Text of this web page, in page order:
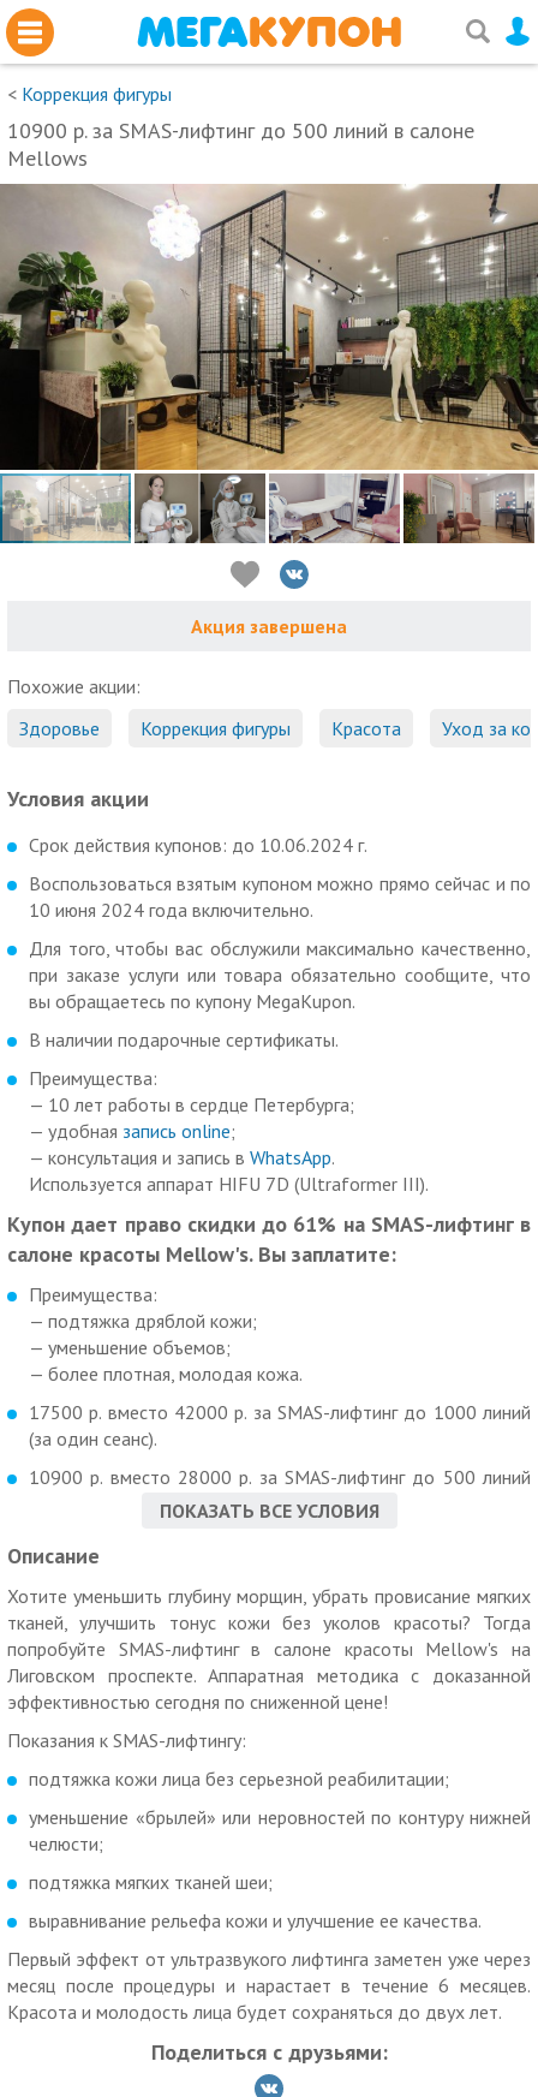
< Коррекция фигуры
10900 р. за SMAS-лифтинг до 500 линий в салоне
Mellows
Акция завершена
Похожие акции:
Здоровье
Коррекция фигуры Красота Уход за
Условия акции
Срок действия купонов: до 10.06.2024 г.
Воспользоваться взятым купоном можно прямо сейчас и по
10 июня 2024 года включительно.
Для того, чтобы вас обслужили максимально качественно,
при заказе услуги или товара обязательно сообщите, что
вы обращаетесь по купону MegaKupon.
В наличии подарочные сертификаты.
Преимущества:
— 10 лет работы в сердце Петербурга;
— удобная запись online;
— консультация и запись в WhatsApp.
Используется аппарат HIFU 7D (Ultraformer III).
Купон дает право скидки до 61% на SMAS-лифтинг в
салоне красоты Mellow's. Вы заплатите:
Преимущества:
— подтяжка дряблой кожи;
— уменьшение объемов;
— более плотная, молодая кожа.
17500 р. вместо 42000 р. за SMAS-лифтинг до 1000 линий
(за один сеанс).
10900 р. вместо 28000 р. за SMAS-лифтинг до 500 линий
Дополнительные условия:
SMAS-лифтинг эффективен на таких зонах, как:
— живот;
— спина;
— над коленями;
— локти;
— руки сзади;
— подмышечные впадины.
Результат заметен сразу и усиливается в течение 2-3
месяцев после процедуры.
Можно воспользоваться беспроцентной рассрочкой на 10
Имеются противопоказания. Необходимо
проконсультироваться со специалистом.
Как работает купон:
Действие купона распространяется на одного человека.
Вы можете взять не более 10 купонов по данной акции.
Скидка по купону не суммируется с другими скидками и
ПОКАЗАТЬ ВСЕ УСЛОВИЯ
Описание
Хотите уменьшить глубину морщин, убрать провисание мягких
тканей, улучшить тонус кожи без уколов красоты? Тогда
попробуйте SMAS-лифтинг в салоне красоты Mellow's на
Лиговском проспекте. Аппаратная методика с доказанной
эффективностью сегодня по сниженной цене!
Показания к SMAS-лифтингу:
подтяжка кожи лица без серьезной реабилитации;
уменьшение «брылей» или неровностей по контуру нижней
челюсти;
подтяжка мягких тканей шеи;
выравнивание рельефа кожи и улучшение ее качества.
Первый эффект от ультразвукого лифтинга заметен уже через
месяц после процедуры и нарастает в течение 6 месяцев.
Красота и молодость лица будет сохраняться до двух лет.
Поделиться с друзьями: